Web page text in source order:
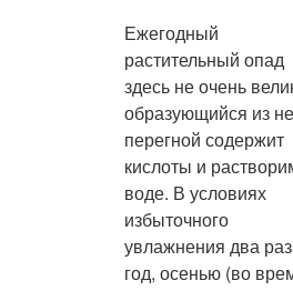
Ежегодный
растительный опад
здесь не очень
образующийся из
перегной содержит
кислоты и
воде. В условиях
избыточного
увлажнения два
год, осенью (во